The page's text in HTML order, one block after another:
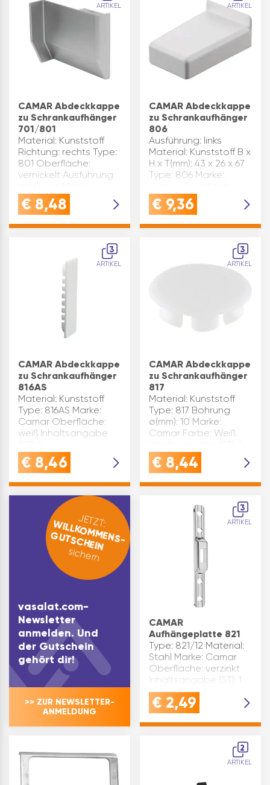
ARTIKEL
CAMAR Abdeckkappe
zu Schrankaufhänger
701/801
Material: Kunststoff
Richtung: rechts Type:
801 Oberfläche:
vernickelt Ausführung:
Camar Inhaltsangabe
(ST): 1
€ 8,48
ARTIKEL
CAMAR Abdeckkappe
zu Schrankaufhänger
806
Ausführung: links
Material: Kunststoff B x
H x T(mm): 43 x 26 x 67
Type: 806 Marke:
weiß Inhaltsangabe
(ST): 10
€ 9,36
3
ARTIKEL
CAMAR Abdeckkappe
zu Schrankaufhänger
816AS
Material: Kunststoff
Type: 816AS Marke:
Camar Oberfläche:
weiß Inhaltsangabe
€ 8,46
3
ARTIKEL
CAMAR Abdeckkappe
zu Schrankaufhänger
817
Material: Kunststoff
Type: 817 Bohrung
ø(mm): 10 Marke:
Camar Farbe: Weiß
€ 8,44
JETZT:
WILLKOMMENS-
GUTSCHEIN
sichern
vasalat.com-
Newsletter
anmelden. Und
der Gutschein
gehört dir!
>> ZUR NEWSLETTER-
ANMELDUNG
3
ARTIKEL
CAMAR
Aufhängeplatte 821
Type: 821/12 Material:
Stahl Marke: Camar
Oberfläche: verzinkt
Inhaltsangabe (ST): 1
€ 2,49
2
ARTIKEL